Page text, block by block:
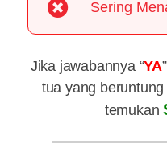
Sering
Jika jawabannya “YA
tua yang
temukan